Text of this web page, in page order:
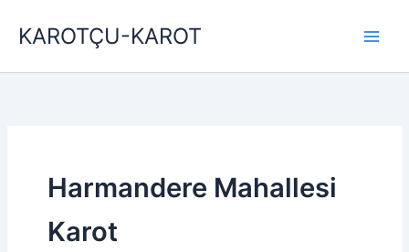
atlaKAROTÇU-KAROT
Harmandere Mahallesi
Karot